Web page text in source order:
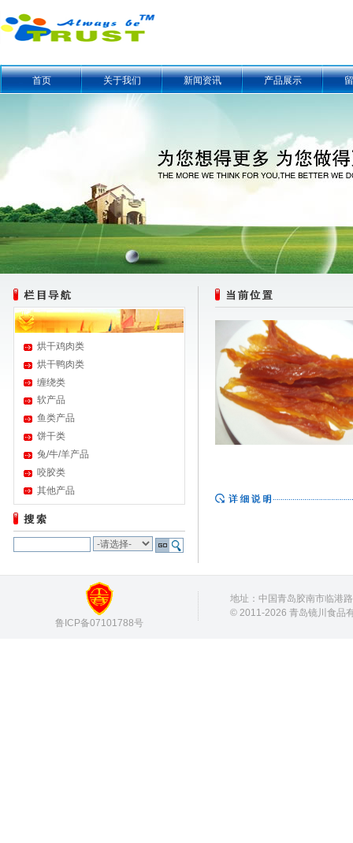
首页 关于我们 新闻资讯 产品展示
烘干鸡肉类
烘干鸭肉类
缠绕类
软产品
鱼类产品
饼干类
兔/牛/羊产品
咬胶类
其他产品
鲁ICP备07101788号
地址：中国青岛胶南市临
© 2011-2026 青岛镜川食品